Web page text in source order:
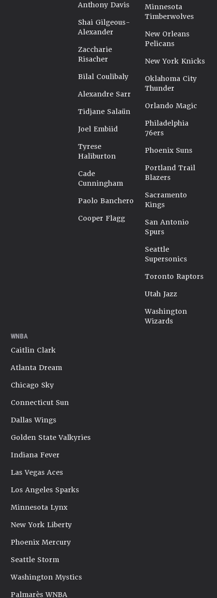
Anthony Davis
Shai Gilgeous-
Alexander
Zaccharie
Risacher
Bilal Coulibaly
Alexandre Sarr
Tidjane Salaün
Joel Embiid
Tyrese
Haliburton
Cade
Cunningham
Paolo Banchero
Cooper Flagg
Minnesota
Timberwolves
New Orleans
Pelicans
New York Knicks
Oklahoma City
Thunder
Orlando Magic
Philadelphia
76ers
Phoenix Suns
Portland Trail
Blazers
Sacramento
Kings
San Antonio
Spurs
Seattle
Supersonics
Toronto Raptors
Utah Jazz
Washington
Wizards
WNBA
Caitlin Clark
Atlanta Dream
Chicago Sky
Connecticut Sun
Dallas Wings
Golden State Valkyries
Indiana Fever
Las Vegas Aces
Los Angeles Sparks
Minnesota Lynx
New York Liberty
Phoenix Mercury
Seattle Storm
Washington Mystics
Palmarès WNBA